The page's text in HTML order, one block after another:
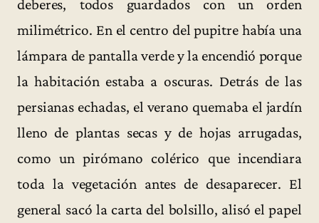
deberes, todos guardados con un orden
milimétrico. En el centro del pupitre había una
lámpara de pantalla verde y la encendió porque
la habitación estaba a oscuras. Detrás de las
persianas echadas, el verano quemaba el jardín
lleno de plantas secas y de hojas arrugadas,
como un pirómano colérico que incendiara
toda la vegetación antes de desaparecer. El
general sacó la carta del bolsillo, alisó el papel